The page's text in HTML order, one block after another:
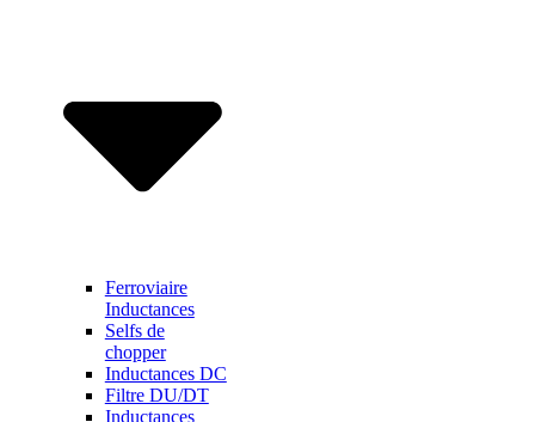
Ferroviaire
Inductances
Selfs de
chopper
Inductances DC
Filtre DU/DT
Inductances